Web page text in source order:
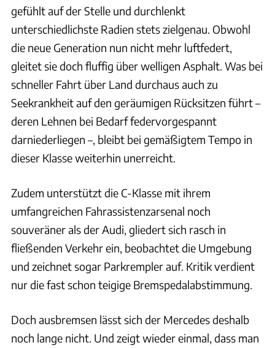
gefühlt auf der Stelle und durchlenkt
unterschiedlichste Radien stets zielgenau. Obwohl
die neue Generation nun nicht mehr luftfedert,
gleitet sie doch fluffig über welligen Asphalt. Was bei
schneller Fahrt über Land durchaus auch zu
Seekrankheit auf den geräumigen Rücksitzen führt –
deren Lehnen bei Bedarf federvorgespannt
darniederliegen –, bleibt bei gemäßigtem Tempo in
dieser Klasse weiterhin unerreicht.
Zudem unterstützt die C-Klasse mit ihrem
umfangreichen Fahrassistenzarsenal noch
souveräner als der Audi, gliedert sich rasch in
fließenden Verkehr ein, beobachtet die Umgebung
und zeichnet sogar Parkrempler auf. Kritik verdient
nur die fast schon teigige Bremspedalabstimmung.
Doch ausbremsen lässt sich der Mercedes deshalb
noch lange nicht. Und zeigt wieder einmal, dass man